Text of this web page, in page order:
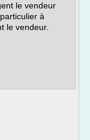
le vendeur
à
le vendeur.